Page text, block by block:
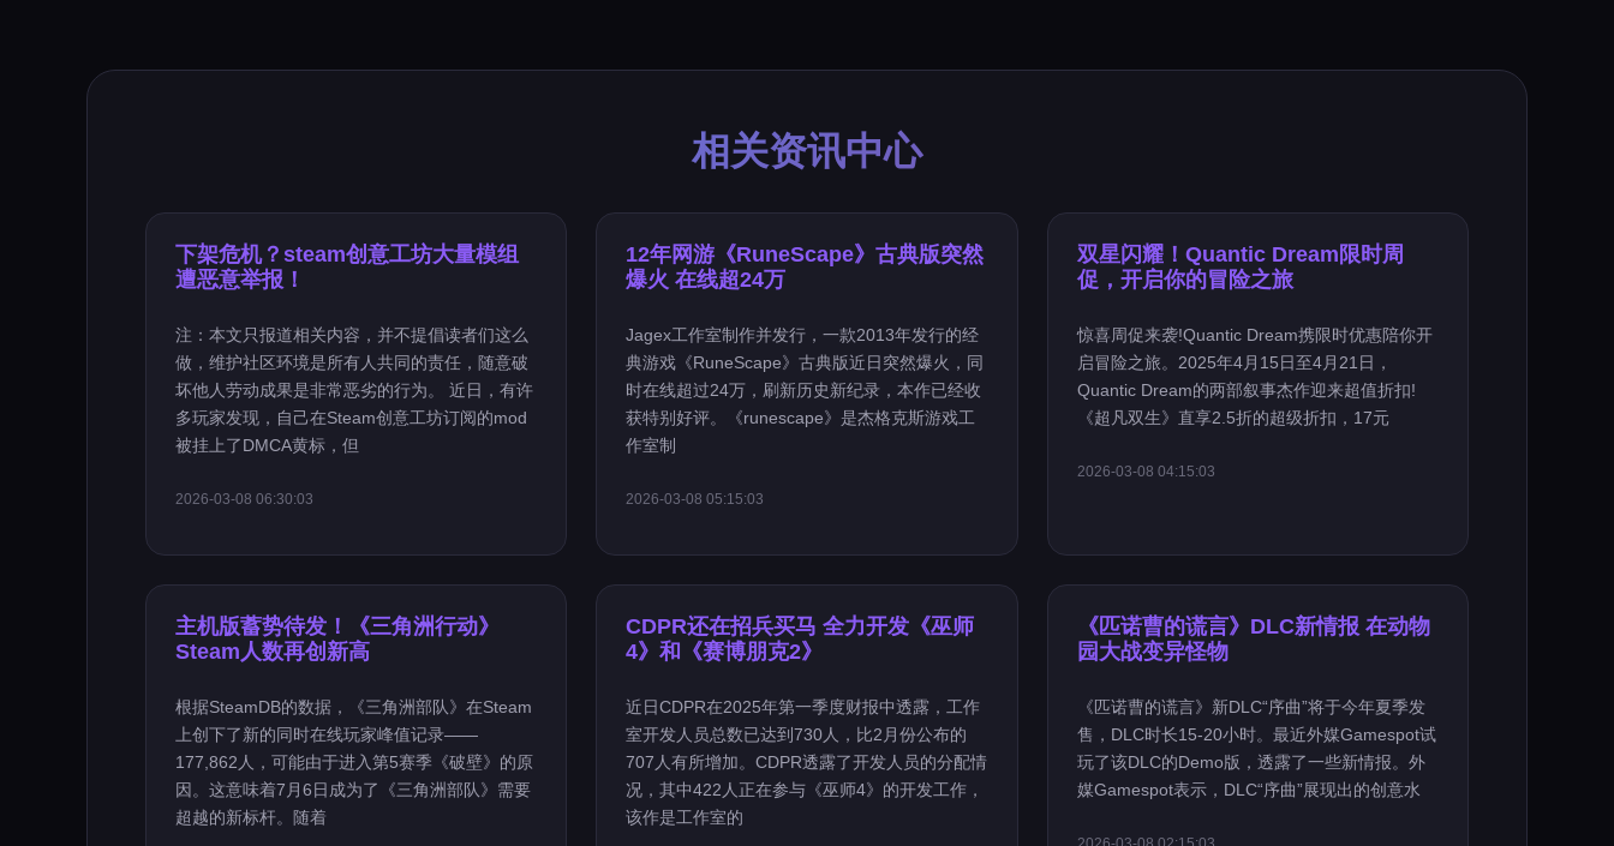
相关资讯中心
下架危机？steam创意工坊大量模组
遭恶意举报！
注：本文只报道相关内容，并不提倡读者们这么
做，维护社区环境是所有人共同的责任，随意破
坏他人劳动成果是非常恶劣的行为。 近日，有许
多玩家发现，自己在Steam创意工坊订阅的mod
被挂上了DMCA黄标，但
2026-03-08 06:30:03
12年网游《RuneScape》古典版突然
爆火 在线超24万
Jagex工作室制作并发行，一款2013年发行的经
典游戏《RuneScape》古典版近日突然爆火，同
时在线超过24万，刷新历史新纪录，本作已经收
获特别好评。《runescape》是杰格克斯游戏工
作室制
2026-03-08 05:15:03
双星闪耀！Quantic Dream限时周
促，开启你的冒险之旅
惊喜周促来袭!Quantic Dream携限时优惠陪你开
启冒险之旅。2025年4月15日至4月21日，
Quantic Dream的两部叙事杰作迎来超值折扣!
《超凡双生》直享2.5折的超级折扣，17元
2026-03-08 04:15:03
主机版蓄势待发！《三角洲行动》
Steam人数再创新高
根据SteamDB的数据，《三角洲部队》在Steam
上创下了新的同时在线玩家峰值记录——
177,862人，可能由于进入第5赛季《破壁》的原
因。这意味着7月6日成为了《三角洲部队》需要
超越的新标杆。随着
CDPR还在招兵买马 全力开发《巫师
4》和《赛博朋克2》
近日CDPR在2025年第一季度财报中透露，工作
室开发人员总数已达到730人，比2月份公布的
707人有所增加。CDPR透露了开发人员的分配情
况，其中422人正在参与《巫师4》的开发工作，
该作是工作室的
《匹诺曹的谎言》DLC新情报 在动物
园大战变异怪物
《匹诺曹的谎言》新DLC“序曲”将于今年夏季发
售，DLC时长15-20小时。最近外媒Gamespot试
玩了该DLC的Demo版，透露了一些新情报。外
媒Gamespot表示，DLC“序曲”展现出的创意水